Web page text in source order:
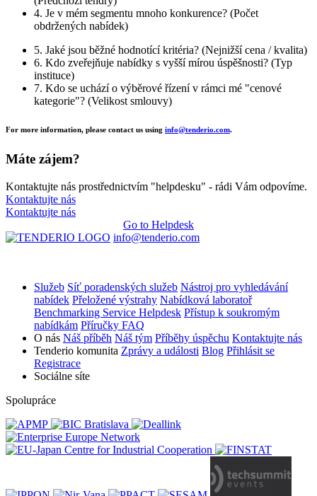
4. Je v mém segmentu mnoho konkurence? (Počet
obdržených nabídek)
5. Jaké jsou běžné hodnotící kritéria? (Nejnižší cena / kvalita)
6. Kdo zveřejňuje nabídky s vyšší mírou úspěšnosti? (Typ
instituce)
7. Kdo se uchází o výběrové řízení v rámci mé "cenové
kategorie"? (Velikost smlouvy)
For more information, please contact us using info@tenderio.com.
Máte zájem?
Kontaktujte nás prostřednictvím "helpdesku" - rádi Vám odpovíme.
Kontaktujte nás
Kontaktujte nás
Go to Helpdesk
info@tenderio.com
Služeb Síť poradenských služeb Nástroj pro vyhledávání
nabídek Přeložené výstrahy Nabídková laboratoř
Benchmarking Service Helpdesk Přístup k soukromým
nabídkám Příručky FAQ
O nás Náš příběh Náš tým Příběhy úspěchu Kontaktujte nás
Tenderio komunita Zprávy a události Blog Přihlásit se
Registrace
Sociálne síte
Spolupráce